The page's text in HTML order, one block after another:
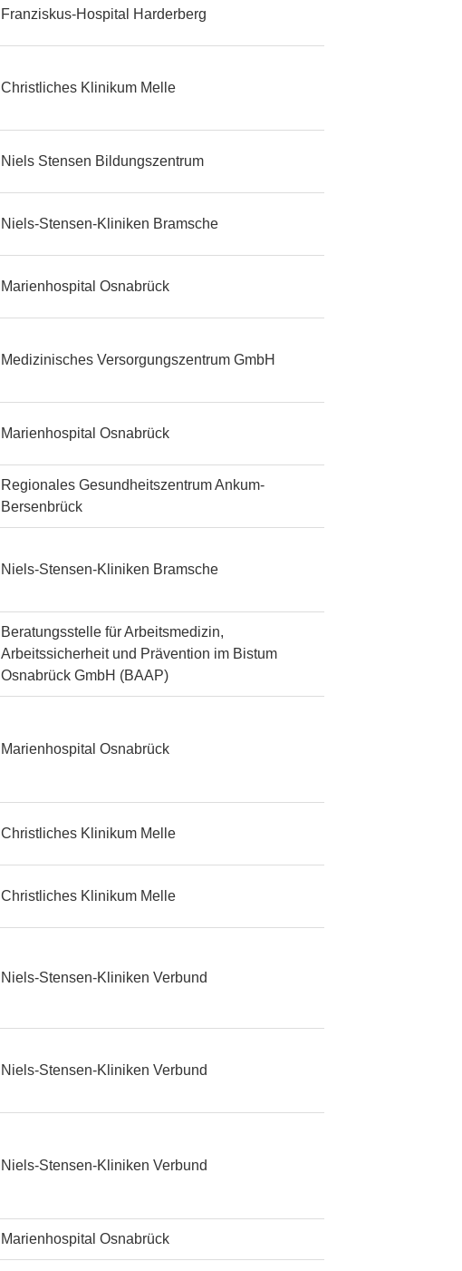
Franziskus-Hospital Harderberg
Christliches Klinikum Melle
Niels Stensen Bildungszentrum
Niels-Stensen-Kliniken Bramsche
Marienhospital Osnabrück
Medizinisches Versorgungszentrum GmbH
Marienhospital Osnabrück
Regionales Gesundheitszentrum Ankum-
Bersenbrück
Niels-Stensen-Kliniken Bramsche
Beratungsstelle für Arbeitsmedizin,
Arbeitssicherheit und Prävention im Bistum
Osnabrück GmbH (BAAP)
Marienhospital Osnabrück
Christliches Klinikum Melle
Christliches Klinikum Melle
Niels-Stensen-Kliniken Verbund
Niels-Stensen-Kliniken Verbund
Niels-Stensen-Kliniken Verbund
Marienhospital Osnabrück